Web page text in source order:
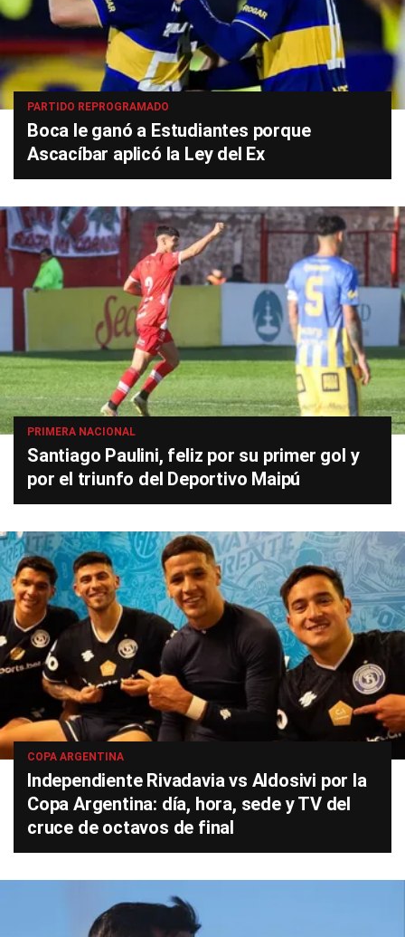
PARTIDO REPROGRAMADO
Boca le ganó a Estudiantes porque
Ascacíbar aplicó la Ley del Ex
PRIMERA NACIONAL
Santiago Paulini, feliz por su primer gol y
por el triunfo del Deportivo Maipú
COPA ARGENTINA
Independiente Rivadavia vs Aldosivi por la
Copa Argentina: día, hora, sede y TV del
cruce de octavos de final